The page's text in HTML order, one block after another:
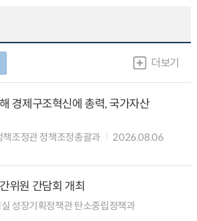
더보기
경제구조혁신에 총력, 국가자산
조정관 정책조정총괄과
2026.08.06
위원 간담회 개최
성장기획정책관 탄소중립정책과